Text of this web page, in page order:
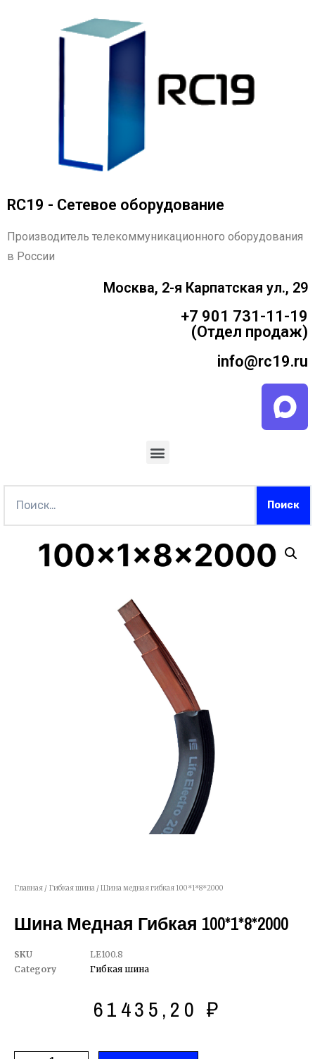
RC19 - Сетевое оборудование
Производитель телекоммуникационного оборудования
в России
Москва, 2-я Карпатская ул., 29
+7 901 731-11-19
(Отдел продаж)
info@rc19.ru
Главная / Гибкая шина / Шина медная гибкая 100*1*8*2000
Шина Медная Гибкая 100*1*8*2000
SKU
LE100.8
Category
Гибкая шина
61435,20 ₽